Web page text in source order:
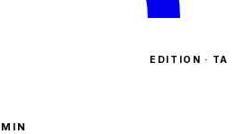
EDITION · TA
MIN